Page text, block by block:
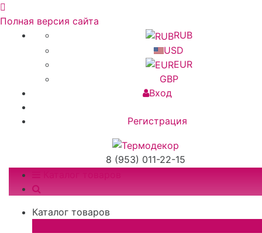
Полная версия сайта
RUB
USD
EUR
GBP
Вход
Регистрация
8 (953) 011-22-15
Каталог товаров